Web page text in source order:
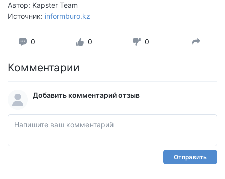
Автор: Kapster Team
Источник: informburo.kz
0 0 0
Комментарии
Добавить комментарий отзыв
Отправить